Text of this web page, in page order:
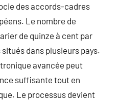
des accords-cadres
Le nombre de
de quinze à cent par
dans plusieurs pays.
avancée peut
suffisante tout en
Le processus devient